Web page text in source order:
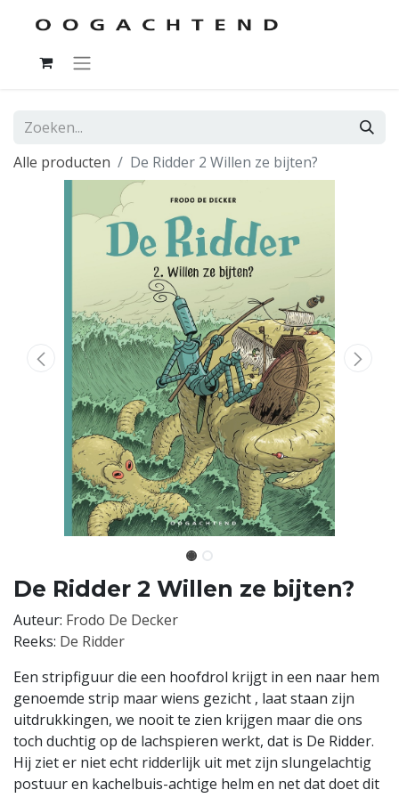
Alle producten De Ridder 2 Willen ze bijten?
De Ridder 2 Willen ze bijten?
Auteur: Frodo De Decker
Reeks: De Ridder
Een stripfiguur die een hoofdrol krijgt in een naar hem
genoemde strip maar wiens gezicht , laat staan zijn
uitdrukkingen, we nooit te zien krijgen maar die ons
toch duchtig op de lachspieren werkt, dat is De Ridder.
Hij ziet er niet echt ridderlijk uit met zijn slungelachtig
postuur en kachelbuis-achtige helm en net dat doet dit